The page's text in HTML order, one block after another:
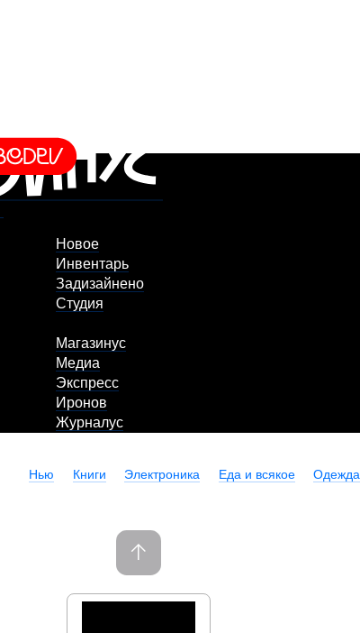
Новое
Инвентарь
Задизайнено
Студия
Магазинус
Медиа
Экспресс
Иронов
Журналус
Нью Книги Электроника Еда и всякое Одежда